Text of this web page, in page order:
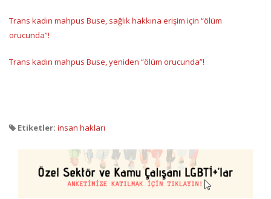
Trans kadın mahpus Buse, sağlık hakkına erişim için “ölüm
orucunda”!
Trans kadın mahpus Buse, yeniden “ölüm orucunda”!
Etiketler: insan hakları